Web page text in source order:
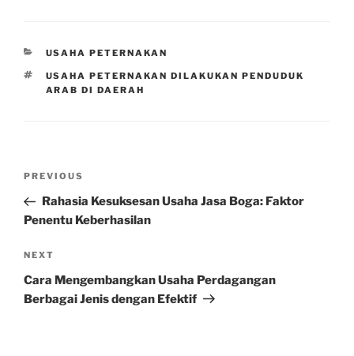
CATEGORIES
USAHA PETERNAKAN
TAGS
USAHA PETERNAKAN DILAKUKAN PENDUDUK
ARAB DI DAERAH
Previous
Post
PREVIOUS
Rahasia Kesuksesan Usaha Jasa Boga: Faktor
Penentu Keberhasilan
Next
Post
NEXT
Cara Mengembangkan Usaha Perdagangan
Berbagai Jenis dengan Efektif